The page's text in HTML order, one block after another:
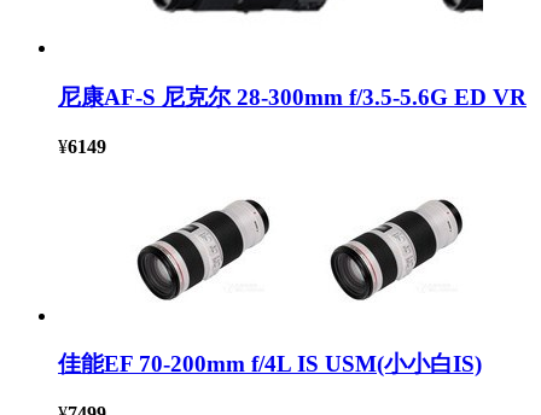
尼康AF-S 尼克尔 28-300mm f/3.5-5.6G ED VR
¥6149
佳能EF 70-200mm f/4L IS USM(小小白IS)